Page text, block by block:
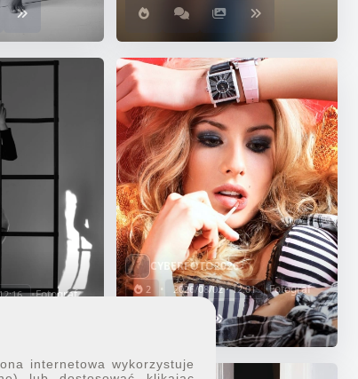
•Fotograf
CYBERFOTO2026
2 • 2026/08/02 • 12:01 •Fotograf
internetowa wykorzystuje